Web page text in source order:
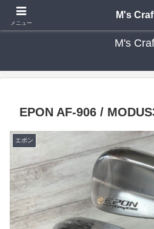
カスタムクラブ・リシャフト・修理 専
M's
EPON AF-906 /
エポン
メニュー
M's